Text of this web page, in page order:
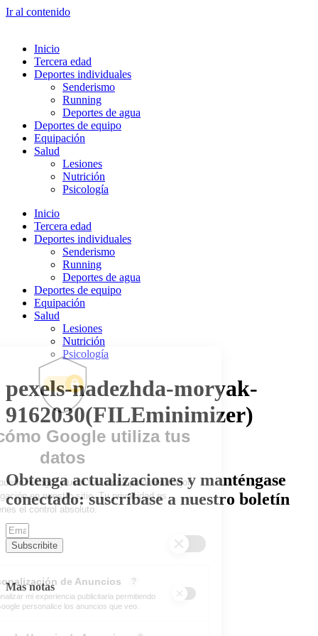
Ir al contenido
Inicio
Tercera edad
Deportes individuales
Senderismo
Running
Deportes de agua
Deportes de equipo
Equipación
Salud
Lesiones
Nutrición
Psicología
Inicio
Tercera edad
Deportes individuales
Senderismo
Running
Deportes de agua
Deportes de equipo
Equipación
Salud
Lesiones
Nutrición
Psicología
pexels-nadezhda-moryak-
9162030(FILEminimizer)
Obtenga actualizaciones y manténgase
conectado: suscríbase a nuestro boletín
Subscribite
Mas notas